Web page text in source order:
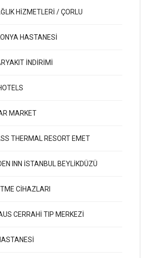
HİZMETLERİ / ÇORLU
HASTANESİ
İNDİRİMİ
MARKET
THERMAL RESORT EMET
INN İSTANBUL BEYLİKDÜZÜ
CİHAZLARI
CERRAHİ TIP MERKEZİ